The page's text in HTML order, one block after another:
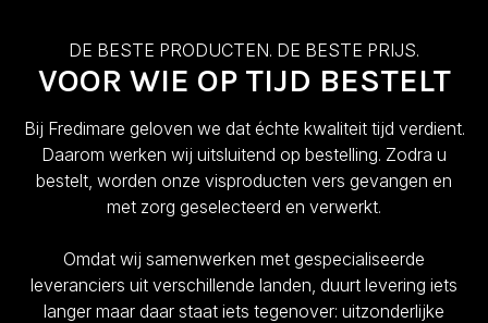
DE BESTE PRODUCTEN. DE BESTE PRIJS.
VOOR WIE OP TIJD BESTELT
Bij Fredimare geloven we dat échte kwaliteit tijd verdient.
Daarom werken wij uitsluitend op bestelling. Zodra u
bestelt, worden onze visproducten vers gevangen en
met zorg geselecteerd en verwerkt.
Omdat wij samenwerken met gespecialiseerde
leveranciers uit verschillende landen, duurt levering iets
langer maar daar staat iets tegenover: uitzonderlijke